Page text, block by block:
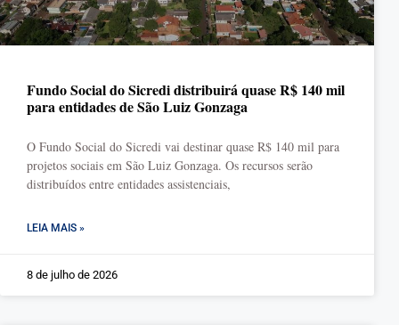
Fundo Social do Sicredi distribuirá quase R$ 140 mil
para entidades de São Luiz Gonzaga
O Fundo Social do Sicredi vai destinar quase R$ 140 mil para
projetos sociais em São Luiz Gonzaga. Os recursos serão
distribuídos entre entidades assistenciais,
LEIA MAIS »
8 de julho de 2026